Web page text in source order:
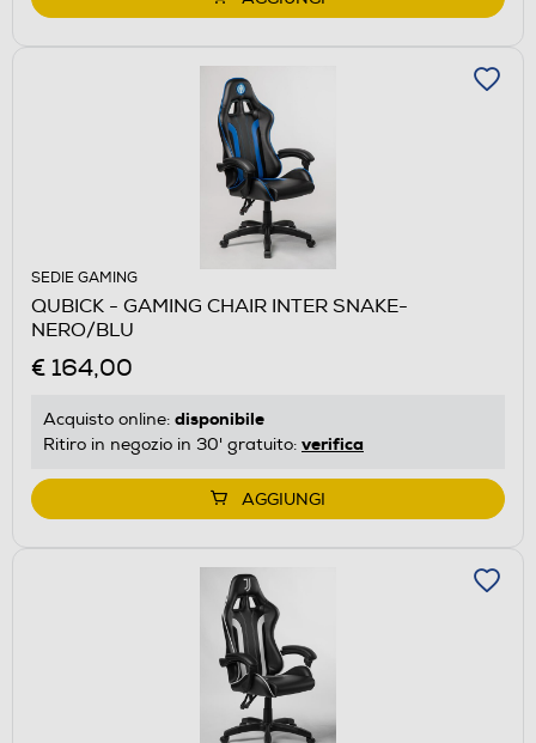
SEDIE GAMING
QUBICK - GAMING CHAIR INTER SNAKE-
NERO/BLU
€ 164,00
Acquisto online: disponibile
Ritiro in negozio in 30' gratuito: verifica
AGGIUNGI